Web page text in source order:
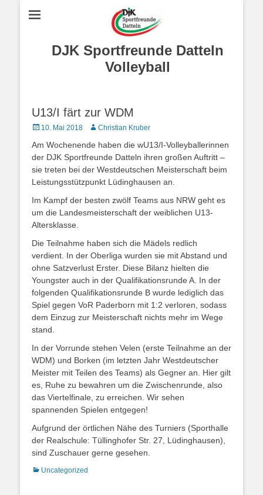
DJK Sportfreunde Datteln
Volleyball
U13/I färt zur WDM
Posted10. Mai 2018 AutorChristian Kruber
Am Wochenende haben die wU13/I-Volleyballerinnen
der DJK Sportfreunde Datteln ihren großen Auftritt –
sie treten bei der Westdeutschen Meisterschaft beim
Leistungsstützpunkt Lüdinghausen an.
Im Kampf der besten zwölf Teams aus NRW geht es
um die Landesmeisterschaft der weiblichen U13-
Altersklasse.
Die Teilnahme haben sich die Mädels redlich
verdient. In der Oberliga wurden sie mit Abstand und
ohne Satzverlust Erster. Diese Bilanz hielten die
Youngster auch in der Qualifikationsrunde A. In der
folgenden Qualifikationsrunde B wurde lediglich das
Spiel gegen VoR Paderborn mit 1:2 verloren, sodass
dem Einzug zur Meisterschaft nichts mehr im Wege
stand.
In der Vorrunde stehen Velen (erste Teilnahme an der
WDM) und Borken (im letzten Jahr Westdeutscher
Meister mit Teilen des Teams) als Gegner an. Hier gilt
es, Ruhe zu bewahren um die Zwischenrunde, also
das Viertelfinale, zu erreichen. Wir sehen
spannenden Spielen entgegen!
Aufgrund der örtlichen Nähe des Turniers (Sporthalle
der Realschule: Tüllinghofer Str. 27, Lüdinghausen),
sind Zuschauer gerne gesehen.
Kategorien
Uncategorized